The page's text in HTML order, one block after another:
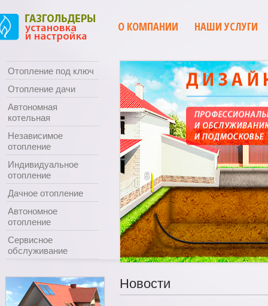
О КОМПАНИИ НАШИ УСЛУГИ
Отопление под ключ
Отопление дачи
Автономная
котельная
Независимое
отопление
Индивидуальное
отопление
Дачное отопление
Автономное
отопление
Сервисное
обслуживание
Новости